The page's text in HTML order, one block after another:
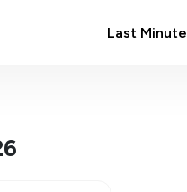
Last Minute